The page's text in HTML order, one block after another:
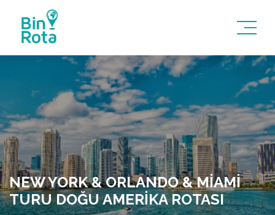
NEW YORK & ORLANDO & MIAMI
TURU DOĞU AMERIKA ROTASI